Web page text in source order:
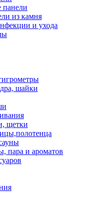
панели
из камня
и ухода
шайки
щетки
пара и ароматов